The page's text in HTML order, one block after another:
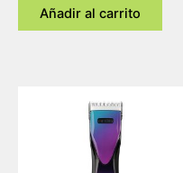
Añadir al carrito